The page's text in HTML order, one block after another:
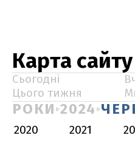
Карта сайту
Сьогодні
Цього тижня
РОКИ 2024
2020 2021